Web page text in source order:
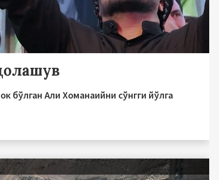
бўлган Али Хоманаийни сўнгги йўлга